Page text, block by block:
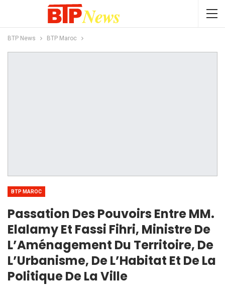
BTP News BTP Maroc
BTP MAROC
Passation Des Pouvoirs Entre MM.
Elalamy Et Fassi Fihri, Ministre De
L’Aménagement Du Territoire, De
L’Urbanisme, De L’Habitat Et De La
Politique De La Ville